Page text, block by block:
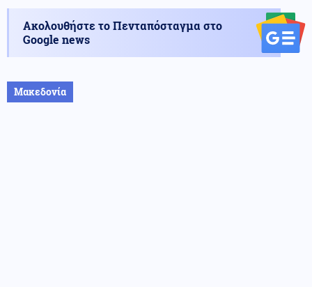
Ακολουθήστε το Πενταπόσταγμα στο
Google news
Μακεδονία